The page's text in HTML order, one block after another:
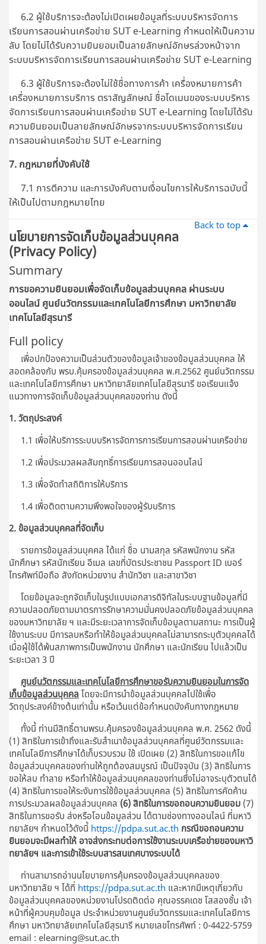
6.2 ผู้ใช้บริการจะต้องไม่เปิดเผยข้อมูลที่ระบบบริหารจัดการ
เรียนการสอนผ่านเครือข่าย SUT e-Learning กำหนดให้เป็นความ
ลับ โดยไม่ได้รับความยินยอมเป็นลายลักษณ์อักษรล่วงหน้าจาก
ระบบบริหารจัดการเรียนการสอนผ่านเครือข่าย SUT e-Learning
6.3 ผู้ใช้บริการจะต้องไม่ใช้ชื่อทางการค้า เครื่องหมายการค้า
เครื่องหมายการบริการ ตราสัญลักษณ์ ชื่อโดเมนของระบบบริหาร
จัดการเรียนการสอนผ่านเครือข่าย SUT e-Learning โดยไม่ได้รับ
ความยินยอมเป็นลายลักษณ์อักษรจากระบบบริหารจัดการเรียน
การสอนผ่านเครือข่าย SUT e-Learning
7. กฎหมายที่บังคับใช้
7.1 การตีความ และการบังคับตามเงื่อนไขการให้บริการฉบับนี้
ให้เป็นไปตามกฎหมายไทย
Back to top
นโยบายการจัดเก็บข้อมูลส่วนบุคคล
(Privacy Policy)
Summary
การขอความยินยอมเพื่อจัดเก็บข้อมูลส่วนบุคคล ผ่านระบบ
ออนไลน์ศูนย์นวัตกรรมและเทคโนโลยีการศึกษา มหาวิทยาลัย
เทคโนโลยีสุรนารี
Full policy
เพื่อปกป้องความเป็นส่วนตัวของข้อมูลเจ้าของข้อมูลส่วนบุคคล ให้
สอดคล้องกับ พรบ.คุ้มครองข้อมูลส่วนบุคคล พ.ศ.2562 ศูนย์นวัตกรรม
และเทคโนโลยีการศึกษา มหาวิทยาลัยเทคโนโลยีสุรนารี ขอเรียนแจ้ง
แนวทางการจัดเก็บข้อมูลส่วนบุคคลของท่าน ดังนี้
1. วัตถุประสงค์
1.1 เพื่อให้บริการระบบบริหารจัดการการเรียนการสอนผ่านเครือข่าย
1.2 เพื่อประมวลผลสัมฤทธิ์การเรียนการสอนออนไลน์
1.3 เพื่อจัดทำสถิติการให้บริการ
1.4 เพื่อติดตามความพึงพอใจของผู้รับบริการ
2. ข้อมูลส่วนบุคคลที่จัดเก็บ
รายการข้อมูลส่วนบุคคล ได้แก่ ชื่อ นามสกุล รหัสพนักงาน รหัส
นักศึกษา รหัสนักเรียน อีเมล เลขที่บัตรประชาชน Passport ID เบอร์
โทรศัพท์มือถือ สังกัดหน่วยงาน สำนักวิชา และสาขาวิชา
โดยข้อมูลจะถูกจัดเก็บในรูปแบบเอกสารดิจิทัลในระบบฐานข้อมูลที่มี
ความปลอดภัยตามมาตรการรักษาความมั่นคงปลอดภัยข้อมูลส่วนบุคคล
ของมหาวิทยาลัย ฯ และมีระยะเวลาการจัดเก็บข้อมูลตามสถานะ การเป็นผู้
ใช้งานระบบ มีการลบหรือทำให้ข้อมูลส่วนบุคคลไม่สามารถระบุตัวบุคคลได้
เมื่อผู้ใช้ได้พ้นสภาพการเป็นพนักงาน นักศึกษา และนักเรียน ไปแล้วเป็น
ระยะเวลา 3 ปี
ศูนย์นวัตกรรมและเทคโนโลยีการศึกษาขอรับความยินยอมในการจัด
เก็บข้อมูลส่วนบุคคล โดยจะมีการนำข้อมูลส่วนบุคคลไปใช้เพื่อ
วัตถุประสงค์ข้างต้นเท่านั้น หรือเว้นแต่ข้อกำหนดบังคับทางกฎหมาย
ทั้งนี้ ท่านมีสิทธิ์ตามพรบ.คุ้มครองข้อมูลส่วนบุคคล พ.ศ. 2562 ดังนี้
(1) สิทธิในการเข้าถึงและรับสำเนาข้อมูลส่วนบุคคลที่ศูนย์วัตกรรมและ
เทคโนโลยีการศึกษาได้เก็บรวบรวม ใช้ เปิดเผย (2) สิทธิในการขอแก้ไข
ข้อมูลส่วนบุคคลของท่านให้ถูกต้องสมบูรณ์ เป็นปัจจุบัน (3) สิทธิในการ
ขอให้ลบ ทำลาย หรือทำให้ข้อมูลส่วนบุคคลของท่านซึ่งไม่อาจระบุตัวตนได้
(4) สิทธิในการขอให้ระงับการใช้ข้อมูลส่วนบุคคล (5) สิทธิในการคัดค้าน
การประมวลผลข้อมูลส่วนบุคคล (6) สิทธิในการขอถอนความยินยอม (7)
สิทธิในการขอรับ ส่งหรือโอนข้อมูลส่วน ได้ตามช่องทางออนไลน์ ที่มหาวิ
ทยาลัยฯ กำหนดไว้ดังนี้ https://pdpa.sut.ac.th กรณีขอถอนความ
ยินยอมจะมีผลทำให้ อาจส่งกระทบต่อการใช้งานระบบเครือข่ายของมหาวิ
ทยาลัยฯ และการเข้าใช้ระบบสารสนเทศบางระบบได้
ท่านสามารถอ่านนโยบายการคุ้มครองข้อมูลส่วนบุคคลของ
มหาวิทยาลัย ฯ ได้ที่ https://pdpa.sut.ac.th และหากมีเหตุเกี่ยวกับ
ข้อมูลส่วนบุคคลของหน่วยงานโปรดติดต่อ คุณอรรคเดช โสสองชั้น เจ้า
หน้าที่ผู้ควบคุมข้อมูล ประจําหน่วยงานศูนย์นวัตกรรมและเทคโนโลยีการ
ศึกษา มหาวิทยาลัยเทคโนโลยีสุรนารี หมายเลขโทรศัพท์ : 0-4422-5759
email : elearning@sut.ac.th